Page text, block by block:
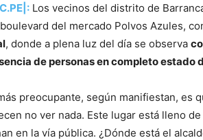
Los vecinos del distrito de
del mercado Polvos Azules,
, donde a plena luz del día se observa
de personas en completo estado
preocupante, según manifiestan, es
no ver nada. Este lugar está lleno
en la vía pública. ¿Dónde está el